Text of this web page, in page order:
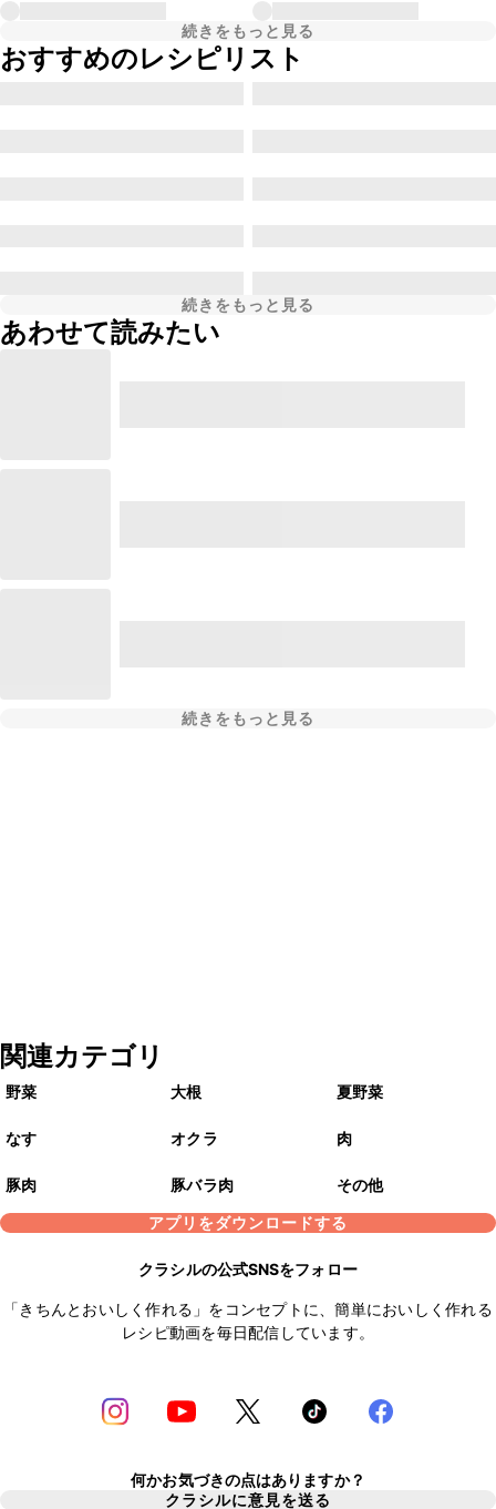
続きをもっと見る
おすすめのレシピリスト
続きをもっと見る
あわせて読みたい
続きをもっと見る
関連カテゴリ
野菜 大根 夏野菜
なす オクラ 肉
豚肉 豚バラ肉
その他
アプリをダウンロードする
クラシルの公式SNSをフォロー
「きちんとおいしく作れる」をコンセプトに、簡単においしく作れる
レシピ動画を毎日配信しています。
何かお気づきの点はありますか？
クラシルに意見を送る